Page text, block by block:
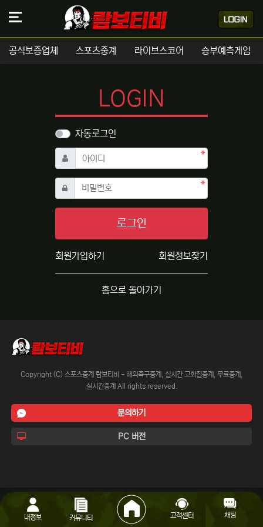
공식보증업체 스포츠중계 라이브스코어 승부예측게임
LOGIN
자동로그인
아이디 필수
비밀번호필수
로그인
회원가입하기 회원정보찾기
홈으로 돌아가기
Copyright (C) 스포츠중계 람보티비 - 해외축구중계, 실시간 고화질중계, 무료중계,
실시간중계 All rights reserved.
문의하기
PC 버전
내정보 커뮤니티 고객센터 채팅